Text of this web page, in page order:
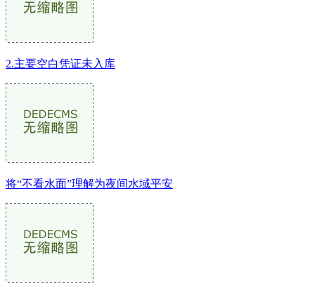
2.主要空白凭证未入库
将“不看水面”理解为夜间水域平安